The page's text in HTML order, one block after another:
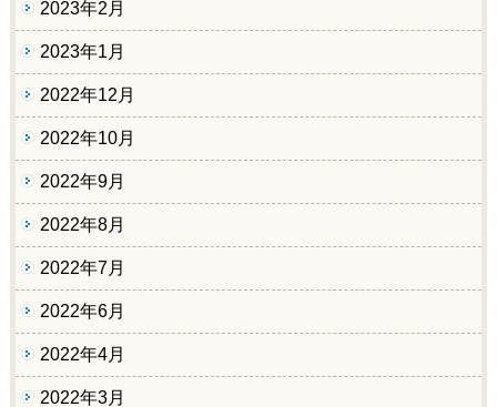
2023年2月
2023年1月
2022年12月
2022年10月
2022年9月
2022年8月
2022年7月
2022年6月
2022年4月
2022年3月